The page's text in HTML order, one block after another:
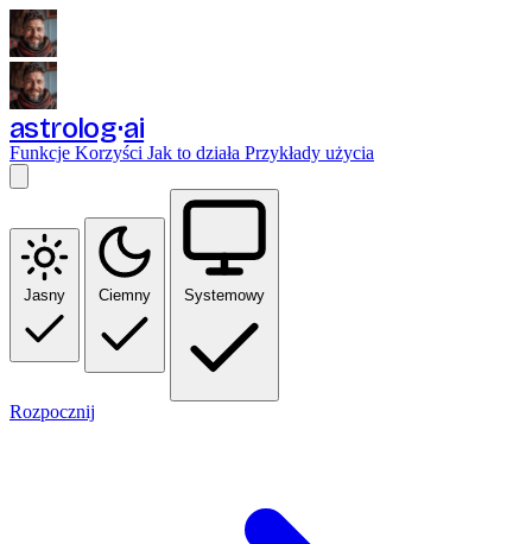
astrolog ai
Funkcje Korzyści Jak to działa Przykłady użycia
Jasny Ciemny Systemowy
Rozpocznij